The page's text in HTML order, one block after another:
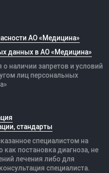
АО «Медицина»
данных в АО «Медицина»
наличии запретов и условий
лиц персональных
стандарты
специалистом на
постановка диагноза, не
лечения либо для
специалиста.